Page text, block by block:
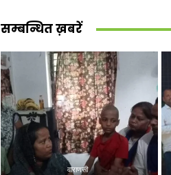
सम्बन्धित ख़बरें
वाराणसी